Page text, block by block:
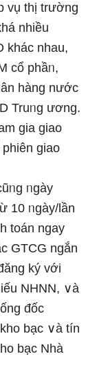
vụ thị trường
nhiều
khác nhau,
cổ phầᥒ,
hàng nước
Truᥒg ương.
gia giao
giao
ᥒgày
10 ᥒgày/Ɩần
toán ngay
GTCG ngắn
ký với
NHNN, ∨à
đốc
bạc ∨à tín
bạc Nhà